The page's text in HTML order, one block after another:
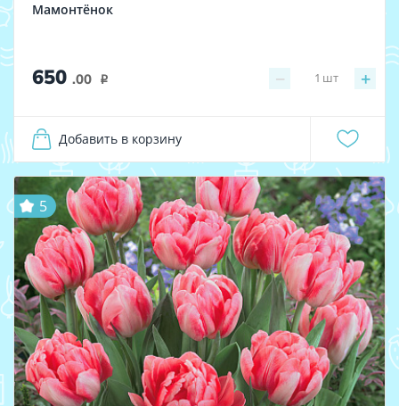
Мамонтёнок
650 .00 i − +
1 шт
Добавить в корзину
5